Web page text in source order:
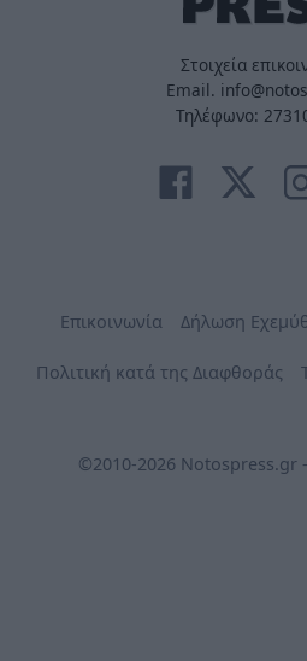
Στοιχεία
Email.
Τηλέφωνο:
Επικοινωνία Δήλωση
Πολιτική κατά της Διαφθοράς
©2010-2026 Notospress.gr